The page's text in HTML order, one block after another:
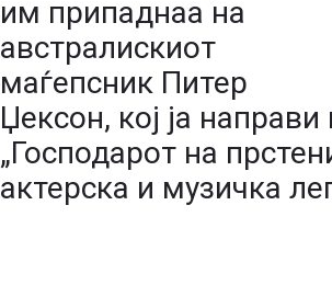
им припаднаа на
австралискиот
маѓепсник Питер
Џексон, кој ја
„Господарот на
актерска и музичка